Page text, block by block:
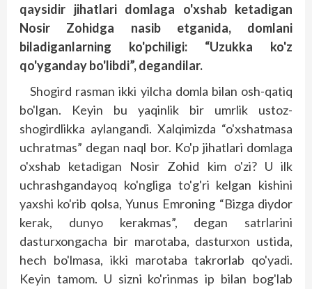
qaysidir jihatlari domlaga o'xshab ketadigan
Nosir Zohidga nasib etganida, domlani
biladiganlarning ko'pchiligi: “Uzukka ko'z
qo'yganday bo'libdi”, degandilar.
Shogird rasman ikki yilcha domla bilan osh-qatiq
bo'lgan. Keyin bu yaqinlik bir umrlik ustoz-
shogirdlikka aylangandi. Xalqimizda “o'xshatmasa
uchratmas” degan naql bor. Ko'p jihatlari domlaga
o'xshab ketadigan Nosir Zohid kim o'zi? U ilk
uchrashgandayoq ko'ngliga to'g'ri kelgan kishini
yaxshi ko'rib qolsa, Yunus Emroning “Bizga diydor
kerak, dunyo kerakmas”, degan satrlarini
dasturxongacha bir marotaba, dasturxon ustida,
hech bo'lmasa, ikki marotaba takrorlab qo'yadi.
Keyin tamom. U sizni ko'rinmas ip bilan bog'lab